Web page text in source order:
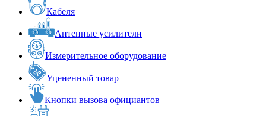
Кабеля
Антенные усилители
Измерительное оборудование
Уцененный товар
Кнопки вызова официантов